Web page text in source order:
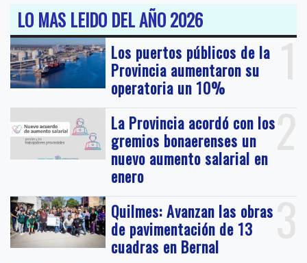
LO MAS LEIDO DEL AÑO 2026
1
Los puertos públicos de la
Provincia aumentaron su
operatoria un 10%
2
La Provincia acordó con los
gremios bonaerenses un
nuevo aumento salarial en
enero
3
Quilmes: Avanzan las obras
de pavimentación de 13
cuadras en Bernal